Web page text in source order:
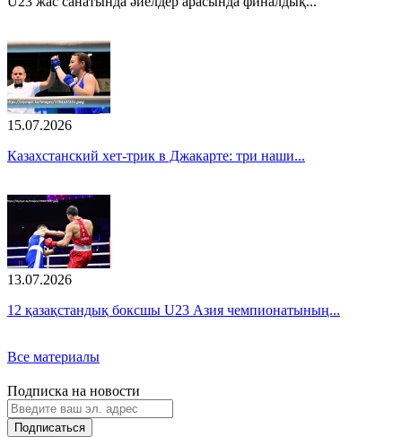
15.07.2026
Казахстанский хет-трик в Джакарте: три наши...
13.07.2026
12 қазақстандық боксшы U23 Азия чемпионатының...
Все материалы
Подписка на новости
Подписаться